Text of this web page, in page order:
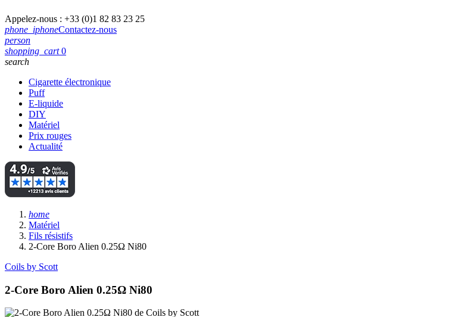
Appelez-nous : +33 (0)1 82 83 23 25
phone_iphoneContactez-nous
person
shopping_cart 0
search
Cigarette électronique
Puff
E-liquide
DIY
Matériel
Prix rouges
Actualité
home
Matériel
Fils résistifs
2-Core Boro Alien 0.25Ω Ni80
Coils by Scott
2-Core Boro Alien 0.25Ω Ni80